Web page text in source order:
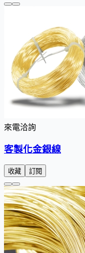
來電洽詢
客製化金銀線
收藏 訂閱